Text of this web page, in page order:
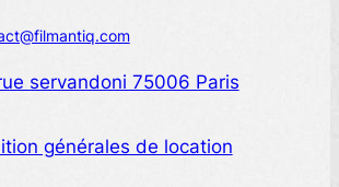
servandoni 75006 Paris
générales de location